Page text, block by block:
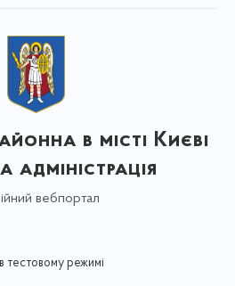
в місті Києві
адміністрація
вебпортал
тестовому режимі